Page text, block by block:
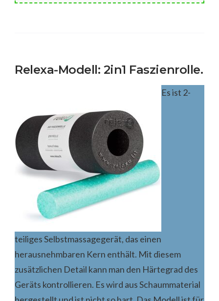
Relexa-Modell: 2in1 Faszienrolle.
Es ist 2-
teiliges Selbstmassagegerät, das einen
herausnehmbaren Kern enthält. Mit diesem
zusätzlichen Detail kann man den Härtegrad des
Geräts kontrollieren. Es wird aus Schaummaterial